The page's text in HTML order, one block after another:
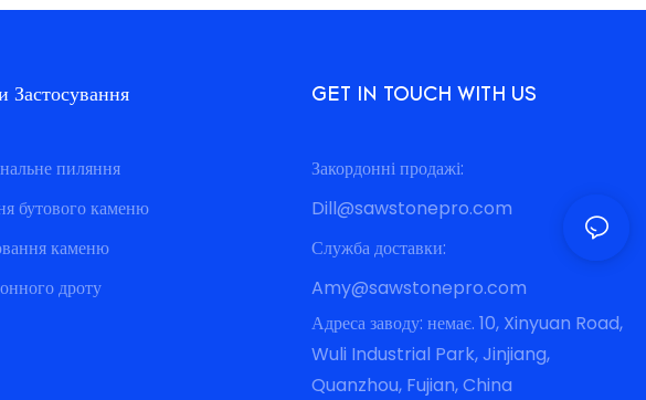
Застосування
пиляння
бутового каменю
каменю
дроту
GET IN TOUCH WITH US
Закордонні продажі:
Dill@sawstonepro.com
Служба доставки:
Amy@sawstonepro.com
Адреса заводу: немає. 10, Xinyuan Road,
Wuli Industrial Park, Jinjiang,
Quanzhou, Fujian, China